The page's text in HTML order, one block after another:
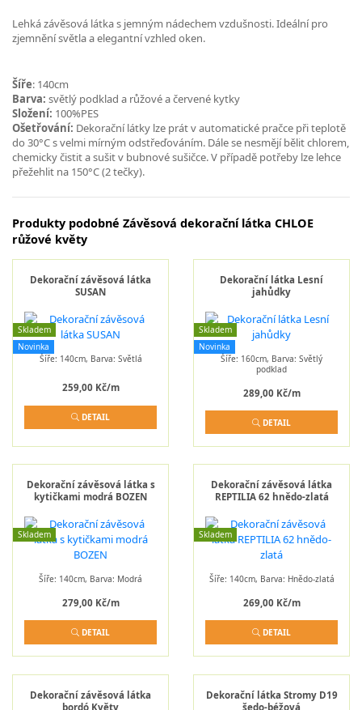
Lehká závěsová látka s jemným nádechem vzdušnosti. Ideální pro
zjemnění světla a elegantní vzhled oken.
Šíře: 140cm
Barva: světlý podklad a růžové a červené kytky
Složení: 100%PES
Ošetřování: Dekorační látky lze prát v automatické pračce při teplotě
do 30°C s velmi mírným odstřeďováním. Dále se nesmějí bělit chlorem,
chemicky čistit a sušit v bubnové sušičce. V případě potřeby lze lehce
přežehlit na 150°C (2 tečky).
Produkty podobné Závěsová dekorační látka CHLOE
růžové květy
Dekorační závěsová látka
SUSAN
Skladem
Novinka
Šíře: 140cm, Barva: Světlá
259,00 Kč/m
DETAIL
Dekorační látka Lesní
jahůdky
Skladem
Novinka
Šíře: 160cm, Barva: Světlý
podklad
289,00 Kč/m
DETAIL
Dekorační závěsová látka s
kytičkami modrá BOZEN
Skladem
Šíře: 140cm, Barva: Modrá
279,00 Kč/m
DETAIL
Dekorační závěsová látka
REPTILIA 62 hnědo-zlatá
Skladem
Šíře: 140cm, Barva: Hnědo-zlatá
269,00 Kč/m
DETAIL
Dekorační závěsová látka
bordó Květy
Dekorační látka Stromy D19
šedo-béžová